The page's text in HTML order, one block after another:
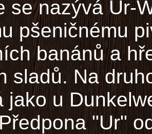
se nazývá Ur-
pšeničnému
banánů a
sladů. Na
jako u
"Ur"